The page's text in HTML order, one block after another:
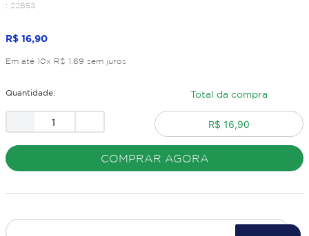
: 22853
R$ 16,90
Em até 10x R$ 1 69 sem juros
Quantidade: Total da compra
R$ 16,90
COMPRAR AGORA